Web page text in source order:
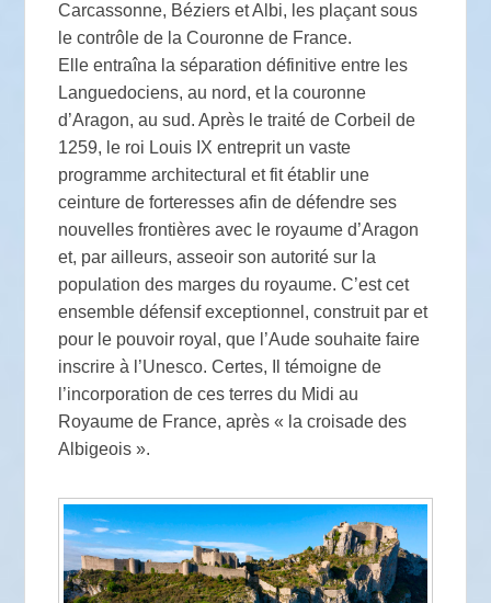
Carcassonne, Béziers et Albi, les plaçant sous
le contrôle de la Couronne de France.
Elle entraîna la séparation définitive entre les
Languedociens, au nord, et la couronne
d’Aragon, au sud. Après le traité de Corbeil de
1259, le roi Louis IX entreprit un vaste
programme architectural et fit établir une
ceinture de forteresses afin de défendre ses
nouvelles frontières avec le royaume d’Aragon
et, par ailleurs, asseoir son autorité sur la
population des marges du royaume. C’est cet
ensemble défensif exceptionnel, construit par et
pour le pouvoir royal, que l’Aude souhaite faire
inscrire à l’Unesco. Certes, Il témoigne de
l’incorporation de ces terres du Midi au
Royaume de France, après « la croisade des
Albigeois ».